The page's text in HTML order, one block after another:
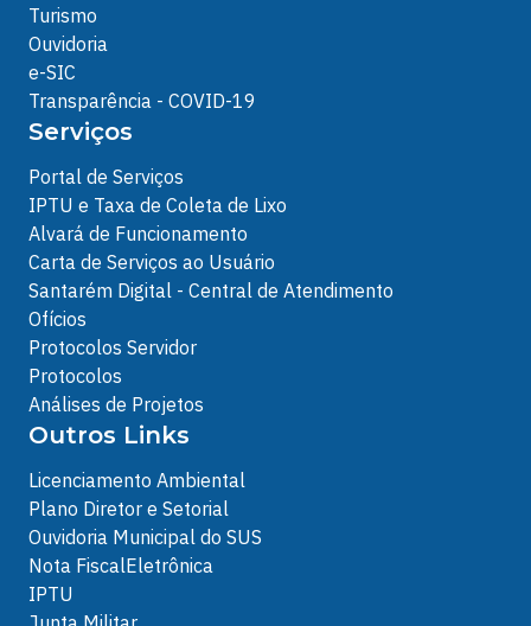
Turismo
Ouvidoria
e-SIC
Transparência - COVID-19
Serviços
Portal de Serviços
IPTU e Taxa de Coleta de Lixo
Alvará de Funcionamento
Carta de Serviços ao Usuário
Santarém Digital - Central de Atendimento
Ofícios
Protocolos Servidor
Protocolos
Análises de Projetos
Outros Links
Licenciamento Ambiental
Plano Diretor e Setorial
Ouvidoria Municipal do SUS
Nota FiscalEletrônica
IPTU